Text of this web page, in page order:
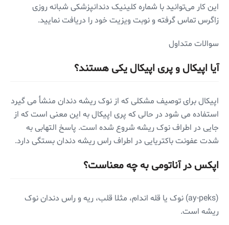
این کار می‌توانید با شماره کلینیک دندانپزشکی شبانه روزی
زاگرس تماس گرفته و نوبت ویزیت خود را دریافت نمایید.
سوالات متداول
آیا اپیکال و پری اپیکال یکی هستند؟
اپیکال برای توصیف مشکلی که از نوک ریشه دندان منشأ می گیرد
استفاده می شود در حالی که پری اپیکال به این معنی است که از
جایی در اطراف نوک ریشه شروع شده است. پاسخ التهابی به
شدت عفونت باکتریایی در اطراف راس ریشه دندان بستگی دارد.
اپکس در آناتومی به چه معناست؟
(ay-peks) نوک یا قله اندام، مثلا قلب، ریه و راس دندان نوک
ریشه است.